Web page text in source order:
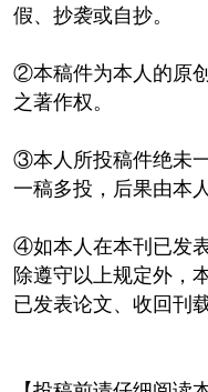
假、抄袭或自抄。
②本稿件为本人的原
之著作权。
③本人所投稿件绝未
一稿多投，后果由本
④如本人在本刊已发
除遵守以上规定外，
已发表论文、收回刊